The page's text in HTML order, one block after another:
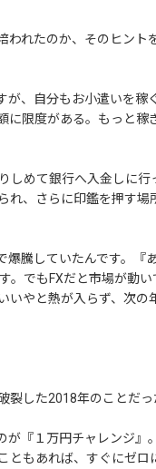
われたのか、そのヒント
が、自分もお小遣いを稼
に限度がある。もっと稼
しめて銀行へ入金しに行
、さらに印鑑を押す場
爆騰していたんです。『
。でもFXだと市場が動
いやと熱が入らず、次の
した2018年のことだっ
が『１万円チャレンジ』
ともあれば、すぐにゼロ